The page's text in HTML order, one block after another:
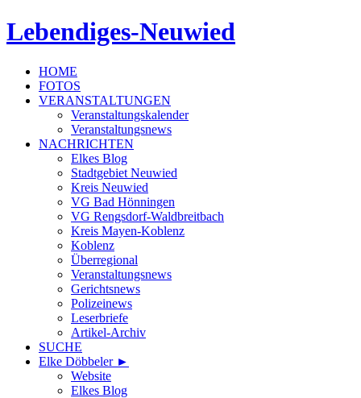
Lebendiges-Neuwied
HOME
FOTOS
VERANSTALTUNGEN
Veranstaltungskalender
Veranstaltungsnews
NACHRICHTEN
Elkes Blog
Stadtgebiet Neuwied
Kreis Neuwied
VG Bad Hönningen
VG Rengsdorf-Waldbreitbach
Kreis Mayen-Koblenz
Koblenz
Überregional
Veranstaltungsnews
Gerichtsnews
Polizeinews
Leserbriefe
Artikel-Archiv
SUCHE
Elke Döbbeler ►
Website
Elkes Blog